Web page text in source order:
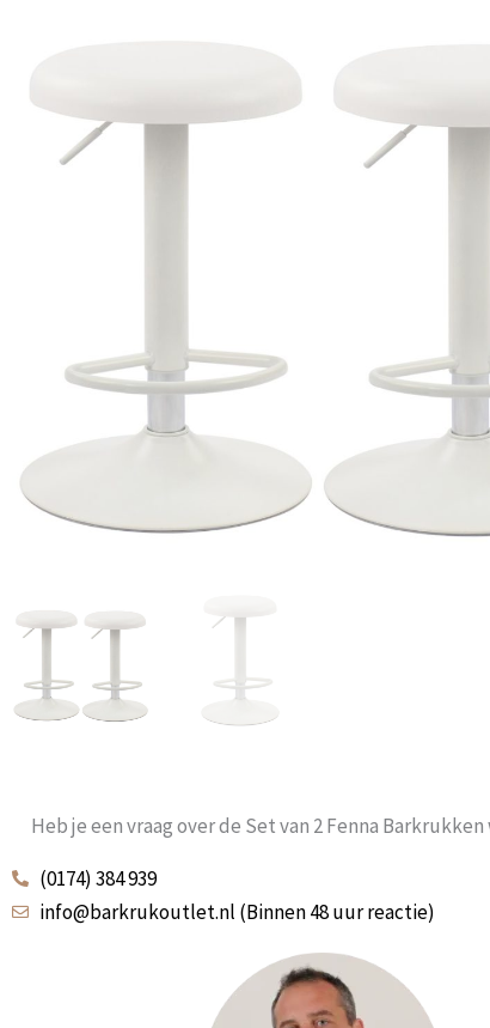
Heb je een vraag over de Set van 2 Fenna
(0174) 384 939
info@barkrukoutlet.nl (Binnen 48 uur reactie)